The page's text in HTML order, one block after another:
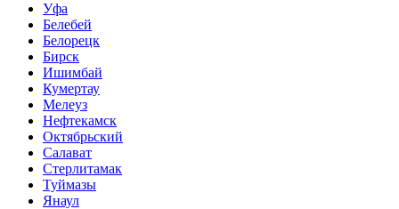
Уфа
Белебей
Белорецк
Бирск
Ишимбай
Кумертау
Мелеуз
Нефтекамск
Октябрьский
Салават
Стерлитамак
Туймазы
Янаул